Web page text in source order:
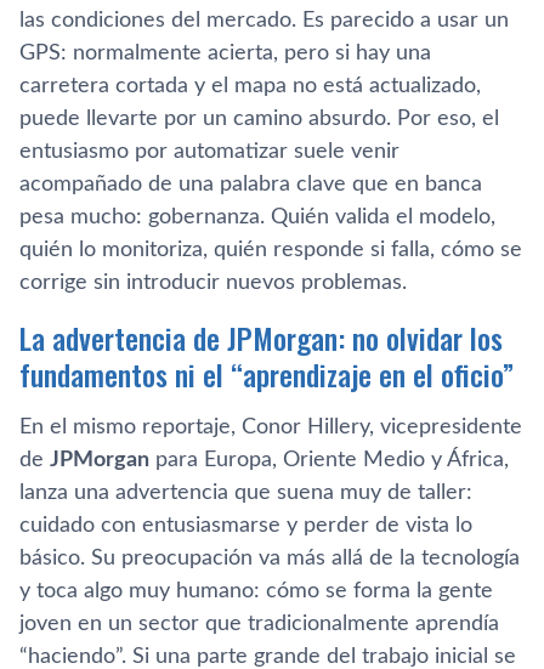
las condiciones del mercado. Es parecido a usar un
GPS: normalmente acierta, pero si hay una
carretera cortada y el mapa no está actualizado,
puede llevarte por un camino absurdo. Por eso, el
entusiasmo por automatizar suele venir
acompañado de una palabra clave que en banca
pesa mucho: gobernanza. Quién valida el modelo,
quién lo monitoriza, quién responde si falla, cómo se
corrige sin introducir nuevos problemas.
La advertencia de JPMorgan: no olvidar los
fundamentos ni el “aprendizaje en el oficio”
En el mismo reportaje, Conor Hillery, vicepresidente
de JPMorgan para Europa, Oriente Medio y África,
lanza una advertencia que suena muy de taller:
cuidado con entusiasmarse y perder de vista lo
básico. Su preocupación va más allá de la tecnología
y toca algo muy humano: cómo se forma la gente
joven en un sector que tradicionalmente aprendía
“haciendo”. Si una parte grande del trabajo inicial se